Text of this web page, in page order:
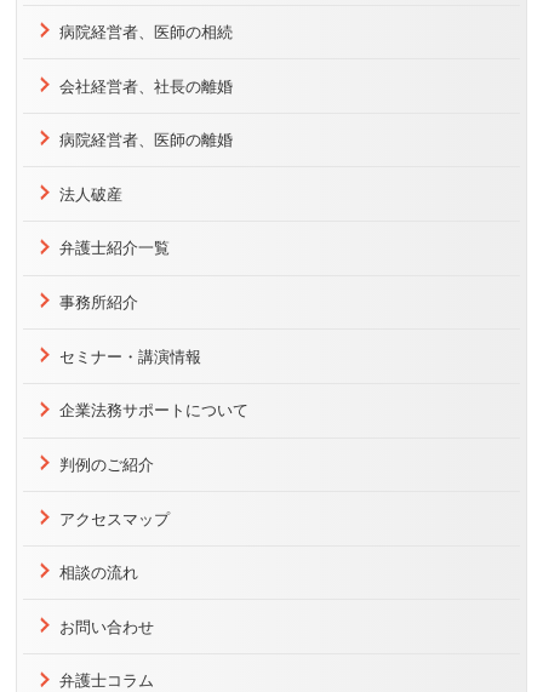
病院経営者、医師の相続
会社経営者、社長の離婚
病院経営者、医師の離婚
法人破産
弁護士紹介一覧
事務所紹介
セミナー・講演情報
企業法務サポートについて
判例のご紹介
アクセスマップ
相談の流れ
お問い合わせ
弁護士コラム